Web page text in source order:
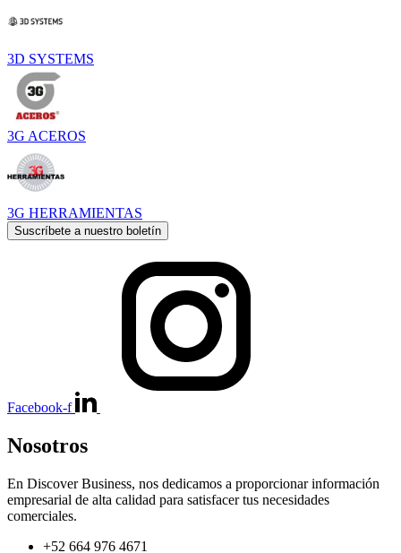
3D SYSTEMS
3G ACEROS
3G HERRAMIENTAS
Suscríbete a nuestro boletín
Facebook-f
Nosotros
En Discover Business, nos dedicamos a proporcionar información
empresarial de alta calidad para satisfacer tus necesidades
comerciales.
+52 664 976 4671